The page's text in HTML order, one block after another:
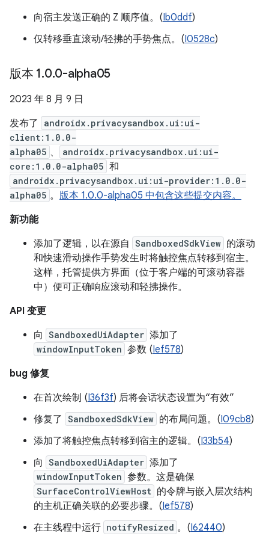
向宿主发送正确的 Z 顺序值。(Ib0ddf)
仅转移垂直滚动/轻拂的手势焦点。(I0528c)
版本 1.0.0-alpha05
2023 年 8 月 9 日
发布了
androidx.privacysandbox.ui:ui-
client:1.0.0-
alpha05 、
androidx.privacysandbox.ui:ui-
core:1.0.0-alpha05 和
androidx.privacysandbox.ui:ui-provider:1.0.0-
alpha05 。 版本 1.0.0-alpha05 中包含这些提交内容。
新功能
添加了逻辑，以在源自 SandboxedSdkView 的滚动
和快速滑动操作手势发生时将触控焦点转移到宿主。
这样，托管提供方界面（位于客户端的可滚动容器
中）便可正确响应滚动和轻拂操作。
API 变更
向 SandboxedUiAdapter 添加了
windowInputToken 参数 (Ief578)
bug 修复
在首次绘制 (I36f3f) 后将会话状态设置为“有效”
修复了 SandboxedSdkView 的布局问题。(I09cb8)
添加了将触控焦点转移到宿主的逻辑。(I33b54)
向 SandboxedUiAdapter 添加了
windowInputToken 参数。这是确保
SurfaceControlViewHost 的令牌与嵌入层次结构
的主机正确关联的必要步骤。(Ief578)
在主线程中运行 notifyResized 。(I62440)